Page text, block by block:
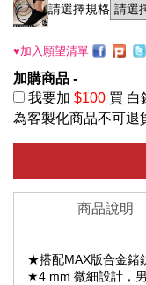
請選擇規格
♥加入願望清單
加購商品 -
我要加 $100 買 白
為客製化商品不可退
商品說明
★搭配MAX版合金鍺
★4 mm 微細設計，